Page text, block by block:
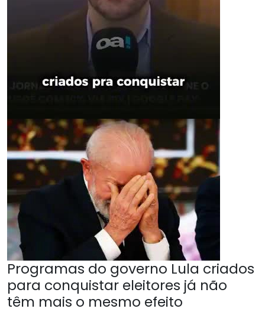
Programas do governo Lula criados
para conquistar eleitores já não
têm mais o mesmo efeito